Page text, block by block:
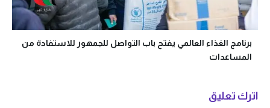
برنامج الغذاء العالمي يفتح باب التواصل للجمهور للاستفادة من
المساعدات
اترك تعليق